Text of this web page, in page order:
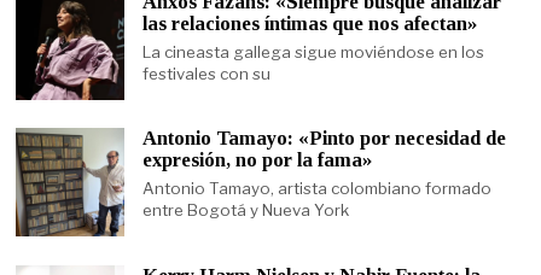
las relaciones íntimas que nos afectan»
La cineasta gallega sigue moviéndose en los
festivales con su
Antonio Tamayo: «Pinto por necesidad de
expresión, no por la fama»
Antonio Tamayo, artista colombiano formado
entre Bogotá y Nueva York